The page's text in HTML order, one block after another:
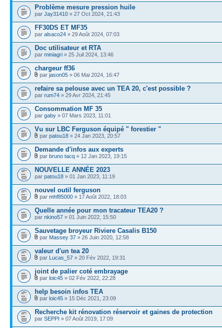
Problème mesure pression huile
par Jay31410 » 27 Oct 2024, 21:43
FF30DS ET MF35
par alsaco24 » 29 Août 2024, 07:03
Doc utilisateur et RTA
par miniagri » 25 Juil 2024, 13:46
chargeur ff36
par jason05 » 06 Mai 2024, 16:47
refaire sa pelouse avec un TEA 20, c'est possible ?
par rum74 » 29 Avr 2024, 21:45
Consommation MF 35
par gaby » 07 Mars 2023, 11:01
Vu sur LBC Ferguson équipé " forestier "
par patou18 » 24 Jan 2023, 20:57
Demande d'infos aux experts
par bruno tacq » 12 Jan 2023, 19:15
NOUVELLE ANNÉE 2023
par patou18 » 01 Jan 2023, 11:19
nouvel outil ferguson
par mhf85000 » 17 Août 2022, 18:03
Quelle année pour mon tracateur TEA20 ?
par nkino57 » 01 Juin 2022, 15:50
Sauvetage broyeur Riviere Casalis B150
par Massey 37 » 26 Juin 2020, 12:58
valeur d'un tea 20
par Lucas_57 » 20 Fév 2022, 19:31
joint de palier coté embrayage
par loic45 » 02 Fév 2022, 22:28
help besoin infos TEA
par loic45 » 15 Déc 2021, 23:09
Recherche kit rénovation réservoir et gaines de protection
par SEPPI » 07 Août 2019, 17:09